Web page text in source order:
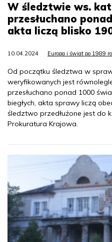
W śledztwie ws.
przesłuchano
akta liczą blisko
10.04.2024 Europa i świat po 1989
Od początku śledztwa w
weryfikowanych jest
przesłuchano ponad 1000
biegłych, akta sprawy liczą
śledztwo przedłużone jest do
Prokuratura Krajowa.